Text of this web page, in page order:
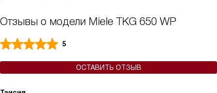
Отзывы о модели Miele TKG 650 WP
5
ОСТАВИТЬ ОТЗЫВ